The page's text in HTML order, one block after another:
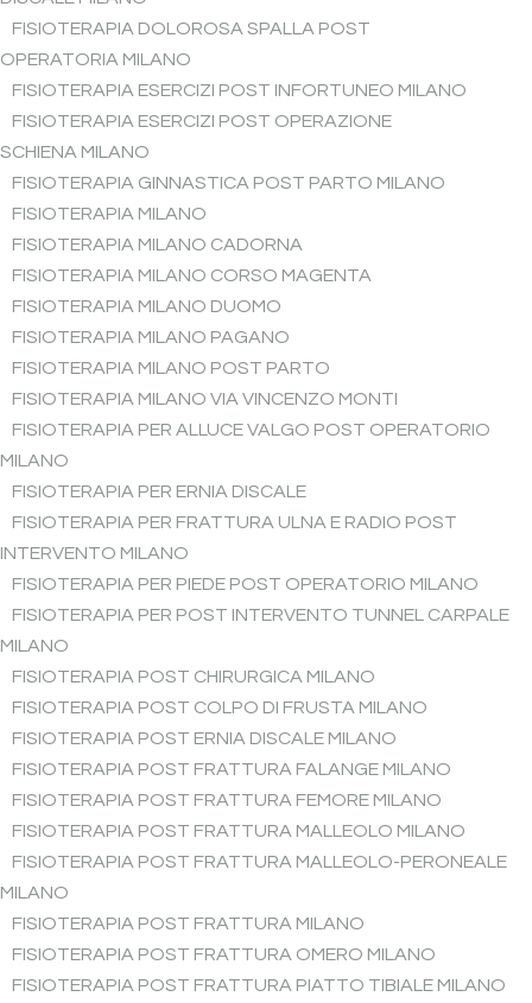
FISIOTERAPIA DOLOROSA SPALLA POST
OPERATORIA MILANO
FISIOTERAPIA ESERCIZI POST INFORTUNEO MILANO
FISIOTERAPIA ESERCIZI POST OPERAZIONE
SCHIENA MILANO
FISIOTERAPIA GINNASTICA POST PARTO MILANO
FISIOTERAPIA MILANO
FISIOTERAPIA MILANO CADORNA
FISIOTERAPIA MILANO CORSO MAGENTA
FISIOTERAPIA MILANO DUOMO
FISIOTERAPIA MILANO PAGANO
FISIOTERAPIA MILANO POST PARTO
FISIOTERAPIA MILANO VIA VINCENZO MONTI
FISIOTERAPIA PER ALLUCE VALGO POST OPERATORIO
MILANO
FISIOTERAPIA PER ERNIA DISCALE
FISIOTERAPIA PER FRATTURA ULNA E RADIO POST
INTERVENTO MILANO
FISIOTERAPIA PER PIEDE POST OPERATORIO MILANO
FISIOTERAPIA PER POST INTERVENTO TUNNEL CARPALE
MILANO
FISIOTERAPIA POST CHIRURGICA MILANO
FISIOTERAPIA POST COLPO DI FRUSTA MILANO
FISIOTERAPIA POST ERNIA DISCALE MILANO
FISIOTERAPIA POST FRATTURA FALANGE MILANO
FISIOTERAPIA POST FRATTURA FEMORE MILANO
FISIOTERAPIA POST FRATTURA MALLEOLO MILANO
FISIOTERAPIA POST FRATTURA MALLEOLO-PERONEALE
MILANO
FISIOTERAPIA POST FRATTURA MILANO
FISIOTERAPIA POST FRATTURA OMERO MILANO
FISIOTERAPIA POST FRATTURA PIATTO TIBIALE MILANO